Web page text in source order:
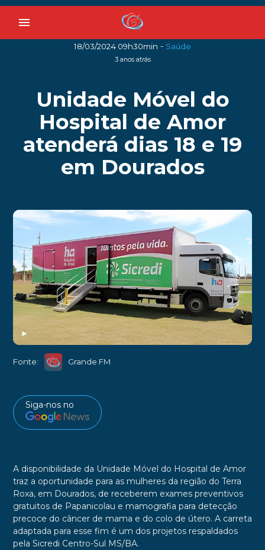
menu
18/03/2024 09h30min - Saúde
3 anos atrás
Unidade Móvel do
Hospital de Amor
atenderá dias 18 e 19
em Dourados
►
Fonte: Grande FM
Siga-nos no
A disponibilidade da Unidade Móvel do Hospital de Amor
traz a oportunidade para as mulheres da região do Terra
Roxa, em Dourados, de receberem exames preventivos
gratuitos de Papanicolau e mamografia para detecção
precoce do câncer de mama e do colo de útero. A carreta
adaptada para esse fim é um dos projetos respaldados
pela Sicredi Centro-Sul MS/BA.